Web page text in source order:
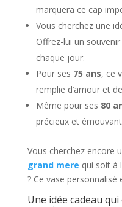
marquera ce cap
Vous cherchez une
Offrez-lui un
chaque jour.
Pour ses 75 ans, ce
remplie d’amour et
Même pour ses 80
précieux et
Vous cherchez encore
grand mere qui soit à
? Ce vase personnalisé
Une idée cadeau